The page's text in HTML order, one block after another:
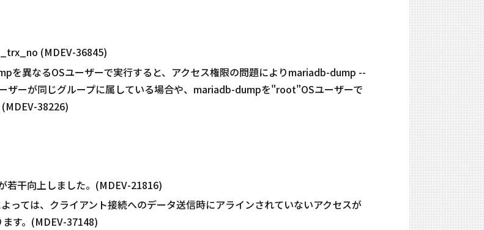
(MDEV-36845)
を異なるOSユーザーで実行すると、アクセス権限の問題によりmariadb-dump --
ザーが同じグループに属している場合や、mariadb-dumpを"root"OSユーザーで
38226)
若干向上しました。(MDEV-21816)
っては、クライアント接続へのデータ送信時にアラインされていないアクセスが
す。(MDEV-37148)